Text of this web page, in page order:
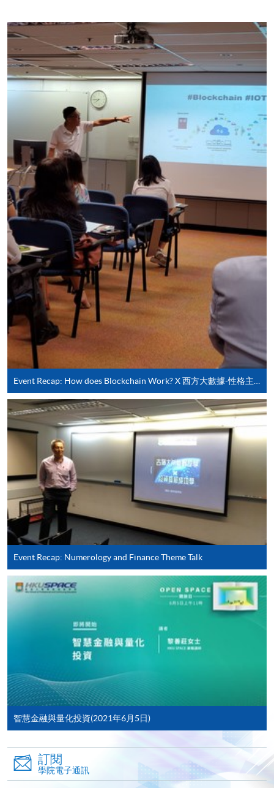
網上支付可通過「繳費靈」(PPS) (不適用於手機)、
VISA 或 Mastercard、「微信支付」(Online WeChat
Pay) 、「支付寶」(Online Alipay) 或 「轉數快」(FPS)
繳付學費。
親身報名/郵遞
報讀新課程
凡以「先到先得」為取錄方式的課程，請填妥
SF26報名表，親往
報名中心或以郵遞方式連同學
費以及所需證明文件呈交。
[下載報名表SF26]
申請學歷頒授及專業課程可能需要其他資料，報名
表可向報名中心或有關課程負責人索取。填妥申請
表格後，請連同報名費/學費以及所需證明文件親
往報名中心或以郵遞方式遞交。
報讀同一學歷頒授課程內其他單元
​學院為學歷頒授課程特設「註冊及學費通知」，適
用於一般學歷頒授課程。
課程負責人會為學員送上「註冊及學費通知」
(「通知」)，請填妥有關「通知」，並親往報名中
心或以郵遞方式，遞交「通知」及繳交所需費用。
有關繳費詳情，請參閱付款方法
何疑問，請詳閱個別課程資料，或聯絡有關課程負責
人或報名中心。
課程/科目報名注意事項:
選用網上報名服務必須在已接駁互聯網及支援
JavaScript程式瀏覽器的電腦上進行。建議選用
Google Chrome瀏覽器。
必須重新開始整個申請程序。
網上報名只支援「提早報讀優惠」。如需享用其他
報讀優惠，請親臨學院的報名中心報名。
在網上報名過程中，由於提交課程申請和付款在系
統處理上為兩個不同的程序，成功付款並不保證成
功被獲取錄。任何不成功的申請，課程組職員將儘
快與 閣下聯絡。
Event Recap: Numerology and Finance Theme Talk
智慧金融與量化投資(2021年6月5日)
訂閱
學院電子通訊